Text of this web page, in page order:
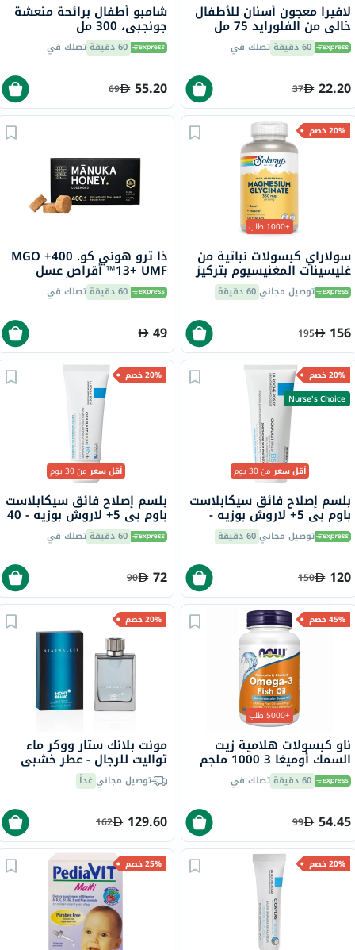
لافيرا معجون أسنان للأطفال
خالي من الفلورايد 75 مل
60 دقيقة تصلك في
22.20
37
شامبو أطفال برائحة منعشة
جونجبي، 300 مل
60 دقيقة تصلك في
55.20
69
20% خصم
+1000 طلب
سولاراي كبسولات نباتية من
غليسينات المغنيسيوم بتركيز
350 ملجم لصحة العظام
والعضلات حزمة من 120
توصيل مجاني60 دقيقة
156
195
ذا ترو هوني كو. 400+ MGO
13+ UMF™ أقراص عسل
مانوكا 2.8 جرام 8 أقراص60 دقيقة تصلك في
49
20% خصم
Nurse's Choice
أقل سعرمن 30 يوم
بلسم إصلاح فائق سيكابلاست
باوم بي 5+ لاروش بوزيه -
100 مل توصيل مجاني60 دقيقة
120
150
20% خصم
أقل سعرمن 30 يوم
بلسم إصلاح فائق سيكابلاست
باوم بي 5+ لاروش بوزيه - 40
مل 60 دقيقة تصلك في
72
90
45% خصم
+5000 طلب
ناو كبسولات هلامية زيت
السمك أوميغا 3 1000 ملجم
180 EPA / 120 DHA حزمة من
100 60 دقيقة تصلك في
54.45
99
20% خصم
مونت بلانك ستار ووكر ماء
تواليت للرجال - عطر خشبي
حار، 75 ملتوصيل مجانيغداً
129.60
162
20% خصم 25% خصم